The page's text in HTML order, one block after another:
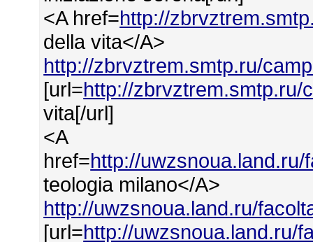
<A href=http://
della vita</A>
http://zbrvztrem.smtp.ru/
[url=http://zbrvztrem.smtp.ru/
vita[/url]
<A
href=http://
teologia milano</A>
http://uwzsnoua.land.ru/
[url=http://uwzsnoua.land.ru/